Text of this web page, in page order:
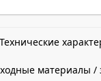
Технические
материалы /